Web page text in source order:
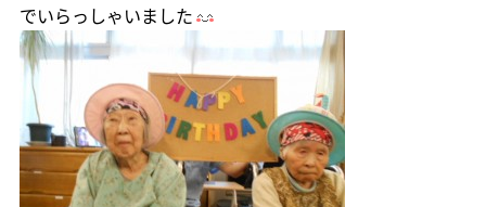
でいらっしゃいました